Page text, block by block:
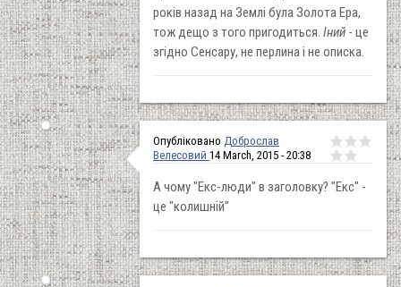
років назад на Землі була Золота Ера,
тож дещо з того пригодиться. Іний - це
згідно Сенсару, не перлина і не описка.
Опубліковано Доброслав
Велесовий 14 March, 2015 - 20:38
А чому "Екс-люди" в заголовку? "Екс" -
це "колишній"